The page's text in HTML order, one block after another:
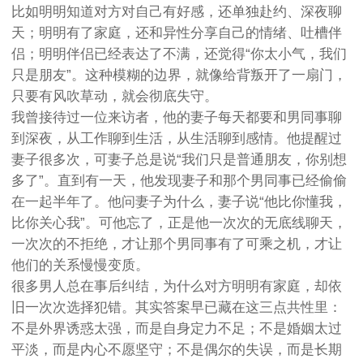
比如明明知道对方对自己有好感，还单独赴约、深夜聊
天；明明有了家庭，还和异性分享自己的情绪、吐槽伴
侣；明明伴侣已经表达了不满，还觉得“你太小气，我们
只是朋友”。这种模糊的边界，就像给背叛开了一扇门，
只要有风吹草动，就会彻底失守。
我曾接待过一位来访者，他的妻子每天都要和男同事聊
到深夜，从工作聊到生活，从生活聊到感情。他提醒过
妻子很多次，可妻子总是说“我们只是普通朋友，你别想
多了”。直到有一天，他发现妻子和那个男同事已经偷偷
在一起半年了。他问妻子为什么，妻子说“他比你懂我，
比你关心我”。可他忘了，正是他一次次的无底线聊天，
一次次的不拒绝，才让那个男同事有了可乘之机，才让
他们的关系慢慢变质。
很多男人总在事后纠结，为什么对方明明有家庭，却依
旧一次次选择犯错。其实答案早已藏在这三点共性里：
不是外界诱惑太强，而是自身定力不足；不是婚姻太过
平淡，而是内心不愿坚守；不是偶尔的失误，而是长期